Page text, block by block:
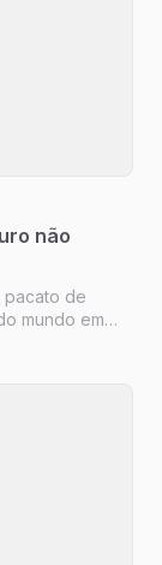
não
pacato de
mundo em